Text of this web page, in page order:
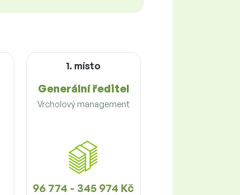
1. místo
Generální ředitel
Vrcholový management
96 774 - 345 974 Kč